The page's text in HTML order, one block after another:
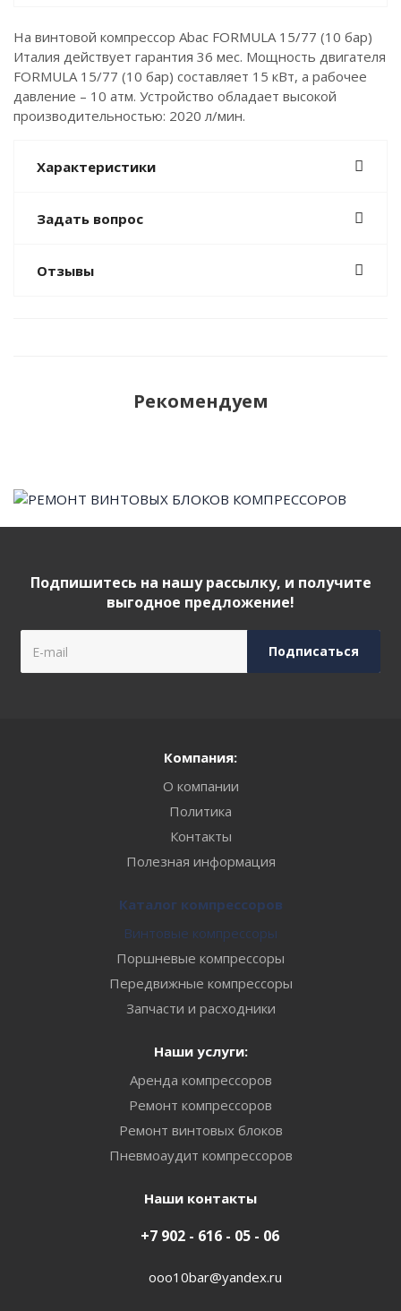
На винтовой компрессор Abac FORMULA 15/77 (10 бар)
Италия действует гарантия 36 мес. Мощность двигателя
FORMULA 15/77 (10 бар) составляет 15 кВт, а рабочее
давление – 10 атм. Устройство обладает высокой
производительностью: 2020 л/мин.
Характеристики
Задать вопрос
Отзывы
Рекомендуем
Подпишитесь на нашу рассылку, и получите
выгодное предложение!
Компания:
О компании
Политика
Контакты
Полезная информация
Каталог компрессоров
Винтовые компрессоры
Поршневые компрессоры
Передвижные компрессоры
Запчасти и расходники
Наши услуги:
Аренда компрессоров
Ремонт компрессоров
Ремонт винтовых блоков
Пневмоаудит компрессоров
Наши контакты
+7 902 - 616 - 05 - 06
ooo10bar@yandex.ru